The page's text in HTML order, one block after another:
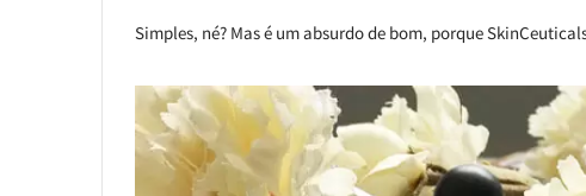
Simples, né? Mas é um absurdo de bom, porque